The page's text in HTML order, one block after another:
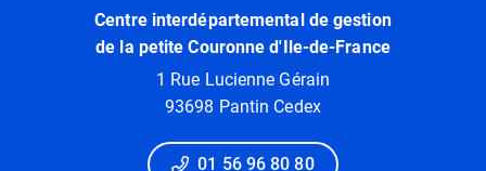
Centre interdépartemental de gestion
de la petite Couronne d'Ile-de-France
1 Rue Lucienne Gérain
93698 Pantin Cedex
01 56 96 80 80